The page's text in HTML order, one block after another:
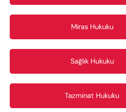
Miras Hukuku
Sağlık Hukuku
Tazminat Hukuku